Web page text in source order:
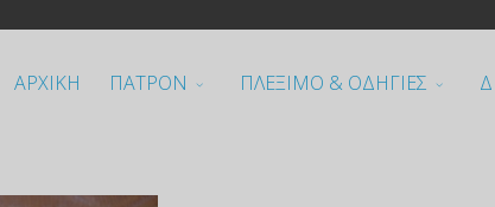
ΑΡΧΙΚΗ ΠΑΤΡΟΝ ΠΛΕΞΙΜΟ & ΟΔΗΓΙΕΣ